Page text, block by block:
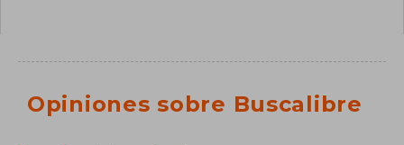
Opiniones sobre Buscalibre